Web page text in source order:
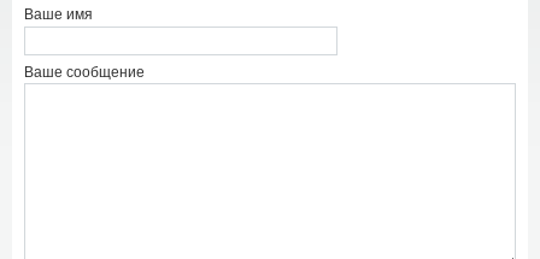
Ваше имя
Ваше сообщение